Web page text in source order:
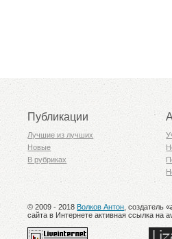
Публикации
Лучшие из лучших
Новые
В рубриках
© 2009 - 2018Волков Антон , создатель «
сайта в Интернете активная ссылка